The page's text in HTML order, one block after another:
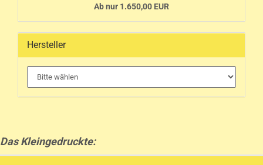
Ab nur 1.650,00 EUR
Hersteller
Das Kleingedruckte: